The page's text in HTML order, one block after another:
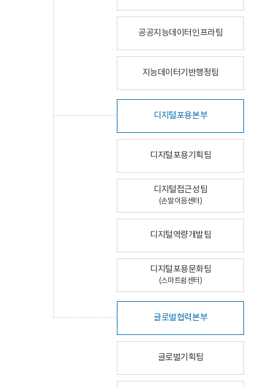
공공지능데이터인프라팀
지능데이터기반행정팀
디지털포용본부
디지털포용기획팀
디지털접근성팀
(손말이음센터)
디지털역량개발팀
디지털포용문화팀
(스마트쉼센터)
글로벌협력본부
글로벌기획팀